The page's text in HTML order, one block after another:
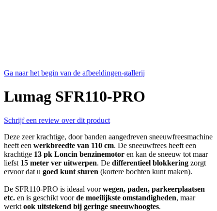
Ga naar het begin van de afbeeldingen-gallerij
Lumag SFR110-PRO
Schrijf een review over dit product
Deze zeer krachtige, door banden aangedreven sneeuwfreesmachine
heeft een werkbreedte van 110 cm. De sneeuwfrees heeft een
krachtige 13 pk Loncin benzinemotor en kan de sneeuw tot maar
liefst 15 meter ver uitwerpen. De differentieel blokkering zorgt
ervoor dat u goed kunt sturen (kortere bochten kunt maken).
De SFR110-PRO is ideaal voorwegen, paden, parkeerplaatsen
etc. en is geschikt voorde moeilijkste omstandigheden, maar
werkt ook uitstekend bij geringe sneeuwhoogtes.